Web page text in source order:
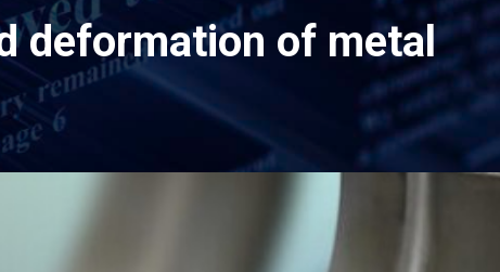
deformation of metal